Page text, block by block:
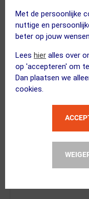
Met de persoonlijke
nuttige en
beter op jouw
Lees hier alles over
op 'accepteren' om
Dan plaatsen we
cookies.